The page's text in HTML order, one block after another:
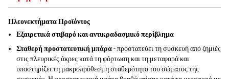
Πλεονεκτήματα Προϊόντος
Εξαιρετικά στιβαρό και αντικραδασμικό περίβλημα
Σταθερή προστατευτική μπάρα- προστατεύει τη συσκευή από ζημιές
στις πλευρικές άκρες κατά τη φόρτωση και τη μεταφορά και
υποστηρίζει τη μακροπρόθεσμη σταθερότητα του σώματος της